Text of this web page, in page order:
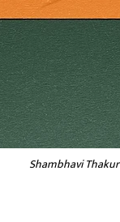
Shambhavi Thakur